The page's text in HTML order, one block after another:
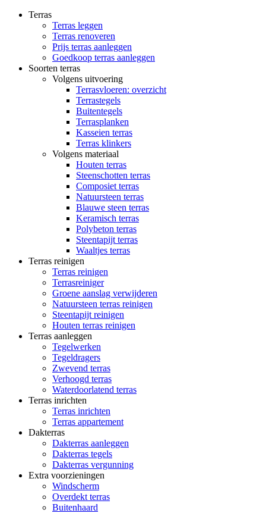
Terras
Terras leggen
Terras renoveren
Prijs terras aanleggen
Goedkoop terras aanleggen
Soorten terras
Volgens uitvoering
Terrasvloeren: overzicht
Terrastegels
Buitentegels
Terrasplanken
Kasseien terras
Terras klinkers
Volgens materiaal
Houten terras
Steenschotten terras
Composiet terras
Natuursteen terras
Blauwe steen terras
Keramisch terras
Polybeton terras
Steentapijt terras
Waaltjes terras
Terras reinigen
Terras reinigen
Terrasreiniger
Groene aanslag verwijderen
Natuursteen terras reinigen
Steentapijt reinigen
Houten terras reinigen
Terras aanleggen
Tegelwerken
Tegeldragers
Zwevend terras
Verhoogd terras
Waterdoorlatend terras
Terras inrichten
Terras inrichten
Terras appartement
Dakterras
Dakterras aanleggen
Dakterras tegels
Dakterras vergunning
Extra voorzieningen
Windscherm
Overdekt terras
Buitenhaard